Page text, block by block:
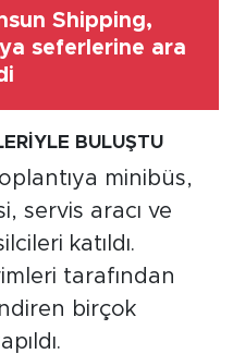
Shipping,
seferlerine ara
BULUŞTU
minibüs,
servis aracı ve
katıldı.
tarafından
birçok